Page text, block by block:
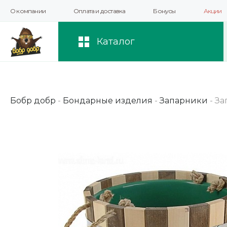
О компании Оплата и доставка Бонусы Акции
Каталог
Бобр добр - Бондарные изделия -Запарники -
Мы используем файлы cookie и другие